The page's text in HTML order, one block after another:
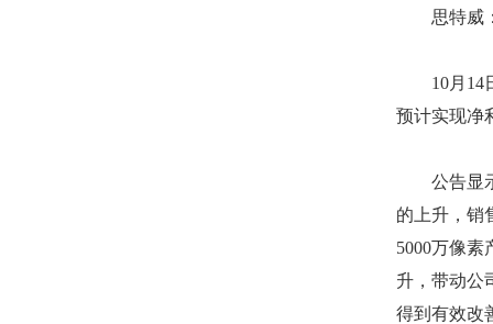
思特威：
10月14日
预计实现净
公告显示
的上升，销
5000万像
升，带动公
得到有效改